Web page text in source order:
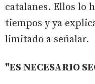
catalanes. Ellos lo
tiempos y ya
limitado a señalar.
"ES NECESARIO